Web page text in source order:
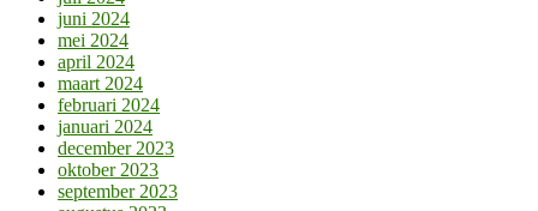
juni 2024
mei 2024
april 2024
maart 2024
februari 2024
januari 2024
december 2023
oktober 2023
september 2023